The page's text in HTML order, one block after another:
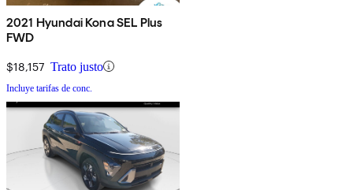
2021 Hyundai Kona SEL Plus
FWD
$18,157 Trato justo
Incluye tarifas de conc.